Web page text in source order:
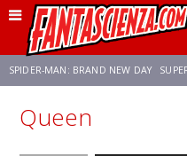
SPIDER-MAN: BRAND NEW DAY
FRANCO RICCIARDIELLO
Queen